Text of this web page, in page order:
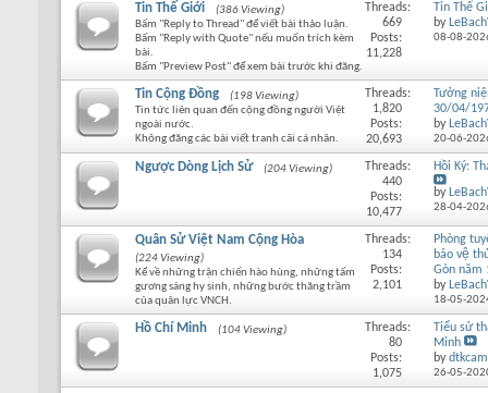
Tin Thế Giới
(386 Viewing)
Bấm "Reply to Thread" để viết bài thảo luận.
Bấm "Reply with Quote" nếu muốn trích kèm
bài.
Bấm "Preview Post" để xem bài trước khi đăng.
Threads:
669
Posts:
11,228
Tin Thế
by
08-08-
Tin Cộng Đồng
(198 Viewing)
Tin tức liên quan đến cộng đồng người Việt
ngoài nước.
Không đăng các bài viết tranh cãi cá nhân.
Threads:
1,820
Posts:
20,693
Tưởng
30/04/
by
20-06-
Ngược Dòng Lịch Sử (204 Viewing)
Threads:
440
Posts:
10,477
Hồi Ký:
by
28-04-
Quân Sử Việt Nam Cộng Hòa
(224 Viewing)
Kể về những trận chiến hào hùng, những tấm
gương sáng hy sinh, những bước thăng trầm
của quân lực VNCH.
Threads:
134
Posts:
2,101
Phòng
bảo vệ
Gòn năm
by
18-05-
Hồ Chí Minh (104 Viewing)
Threads:
80
Posts:
1,075
Tiểu sử
Minh
by
26-05-